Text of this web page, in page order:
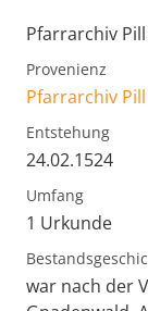
Pfarrarchiv Pill
Provenienz
Pfarrarchiv Pill
Entstehung
24.02.1524
Umfang
1 Urkunde
war nach der